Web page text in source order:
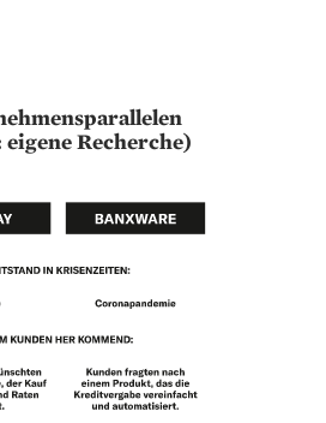
eigene Recherche)